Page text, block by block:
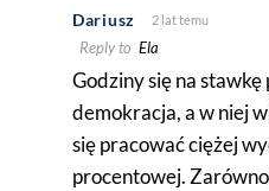
Dariusz 2 lat temu
Reply to Ela
Godziny się na
demokracja, a w niej
się pracować ciężej
procentowej.